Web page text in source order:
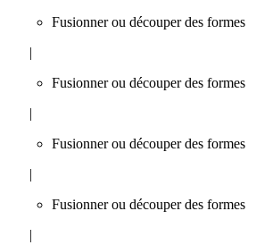
Fusionner ou découper des formes
|
Fusionner ou découper des formes
|
Fusionner ou découper des formes
|
Fusionner ou découper des formes
|